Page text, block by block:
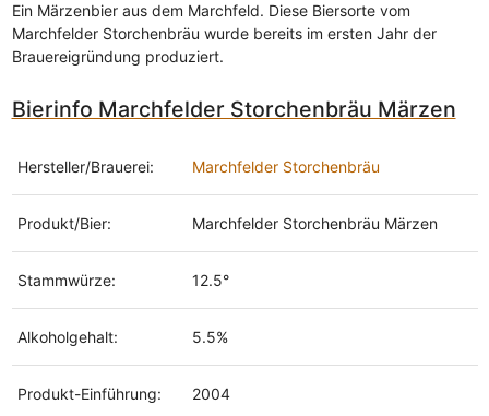
Ein Märzenbier aus dem Marchfeld. Diese Biersorte vom
Marchfelder Storchenbräu wurde bereits im ersten Jahr der
Brauereigründung produziert.
Bierinfo Marchfelder Storchenbräu Märzen
Hersteller/Brauerei: Marchfelder Storchenbräu
Produkt/Bier: Marchfelder Storchenbräu Märzen
Stammwürze: 12.5°
Alkoholgehalt: 5.5%
Produkt-Einführung: 2004